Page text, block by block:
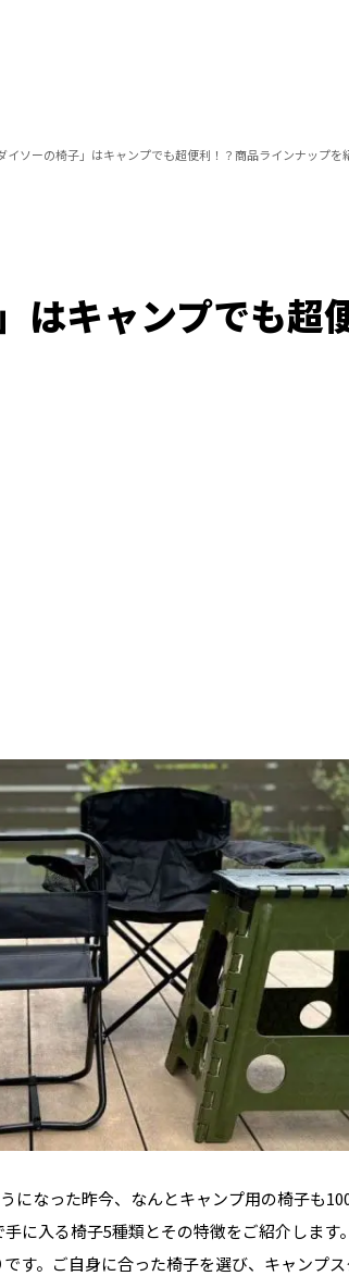
ダイソーの椅子」はキャンプでも超便利！？商品ラインナップを
はキャンプでも
になった昨今、なんとキャンプ用の椅子も
に入る椅子5種類とその特徴をご紹介します
す。ご自身に合った椅子を選び、キャンプ